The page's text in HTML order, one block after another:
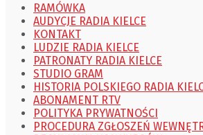
RAMÓWKA
AUDYCJE RADIA KIELCE
KONTAKT
LUDZIE RADIA KIELCE
PATRONATY RADIA KIELCE
STUDIO GRAM
HISTORIA POLSKIEGO RADIA
ABONAMENT RTV
POLITYKA PRYWATNOŚCI
PROCEDURA ZGŁOSZEŃ